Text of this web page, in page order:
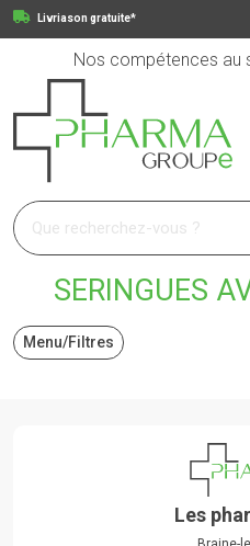
Livriason gratuite*
Nos compétences au
Pharmagroupe Votre
SERINGUES
Menu/Filtres
Les